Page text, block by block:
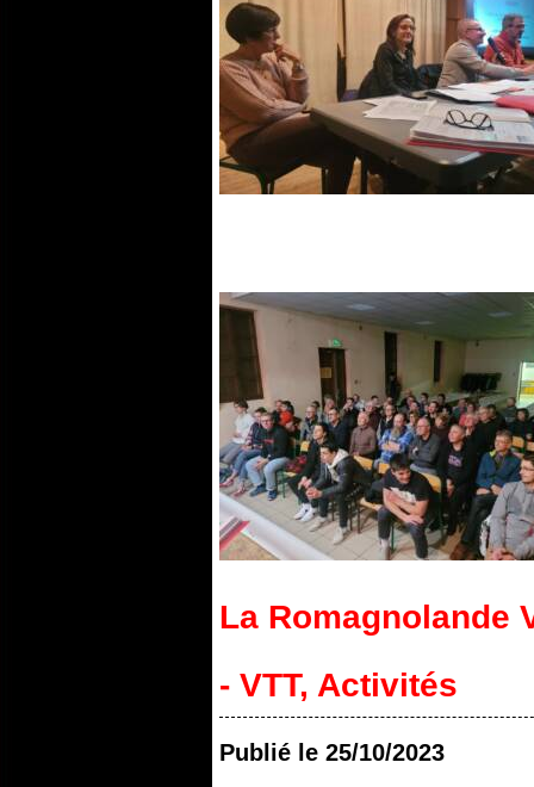
La Romagnolande
- VTT, Activités
Publié le 25/10/2023